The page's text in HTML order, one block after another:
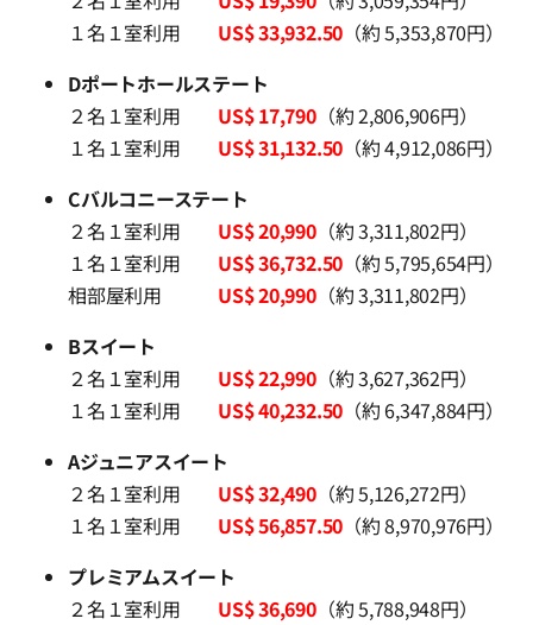
１名１室利用 US$ 33,932.50 （約 5,353,870円）
Dポートホールステート
２名１室利用 US$ 17,790（約 2,806,906円）
１名１室利用 US$ 31,132.50 （約 4,912,086円）
Cバルコニーステート
２名１室利用 US$ 20,990（約 3,311,802円）
１名１室利用 US$ 36,732.50 （約 5,795,654円）
相部屋利用 US$ 20,990（約 3,311,802円）
Bスイート
２名１室利用 US$ 22,990（約 3,627,362円）
１名１室利用 US$ 40,232.50 （約 6,347,884円）
Aジュニアスイート
２名１室利用 US$ 32,490（約 5,126,272円）
１名１室利用 US$ 56,857.50 （約 8,970,976円）
プレミアムスイート
２名１室利用 US$ 36,690（約 5,788,948円）